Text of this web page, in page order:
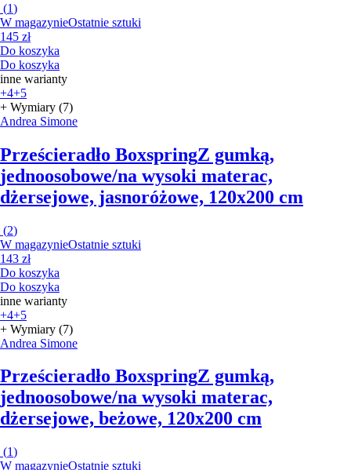
(1)
W magazynieOstatnie sztuki
145 zł
Do koszyka
Do koszyka
inne warianty
+4+5
+ Wymiary (7)
Andrea Simone
Prześcieradło BoxspringZ gumką,
jednoosobowe/na wysoki materac,
dżersejowe, jasnoróżowe, 120x200 cm
(2)
W magazynieOstatnie sztuki
143 zł
Do koszyka
Do koszyka
inne warianty
+4+5
+ Wymiary (7)
Andrea Simone
Prześcieradło BoxspringZ gumką,
jednoosobowe/na wysoki materac,
dżersejowe, beżowe, 120x200 cm
(1)
W magazynieOstatnie sztuki